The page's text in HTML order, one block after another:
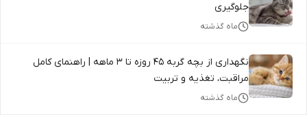
جلوگیری
ماه گذشته
نگهداری از بچه گربه ۴۵ روزه تا ۳ ماهه | راهنمای کامل
مراقبت، تغذیه و تربیت
ماه گذشته